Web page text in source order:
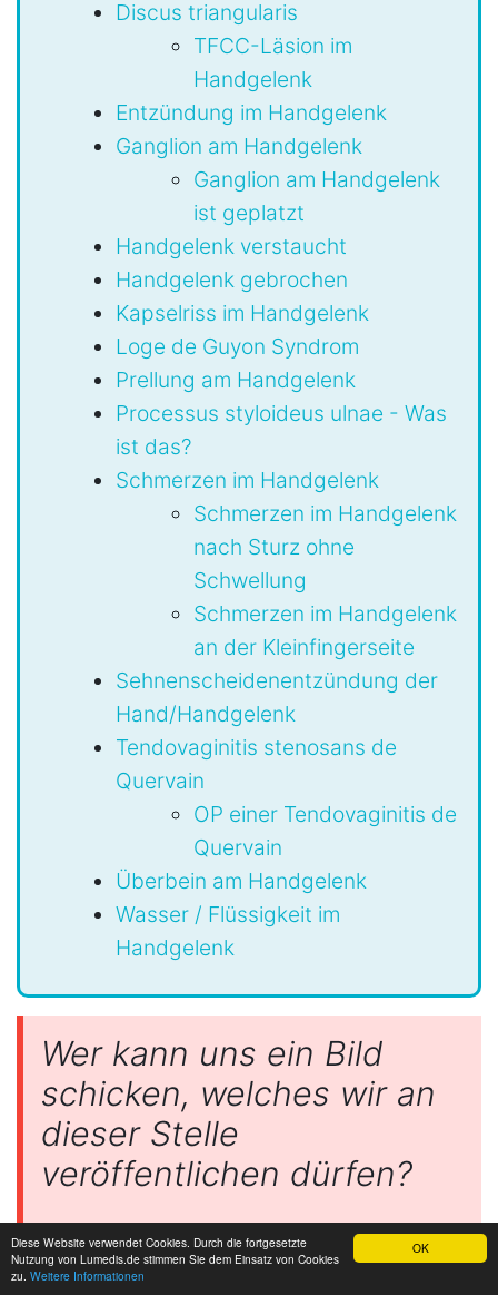
OK
Diese Website verwendet Cookies. Durch die fortgesetzte
Nutzung von Lumedis.de stimmen Sie dem Einsatz von Cookies
zu. Weitere Informationen
Discus triangularis
TFCC-Läsion im
Handgelenk
Entzündung im Handgelenk
Ganglion am Handgelenk
Ganglion am Handgelenk
ist geplatzt
Handgelenk verstaucht
Handgelenk gebrochen
Kapselriss im Handgelenk
Loge de Guyon Syndrom
Prellung am Handgelenk
Processus styloideus ulnae - Was
ist das?
Schmerzen im Handgelenk
Schmerzen im Handgelenk
nach Sturz ohne
Schwellung
Schmerzen im Handgelenk
an der Kleinfingerseite
Sehnenscheidenentzündung der
Hand/Handgelenk
Tendovaginitis stenosans de
Quervain
OP einer Tendovaginitis de
Quervain
Überbein am Handgelenk
Wasser / Flüssigkeit im
Handgelenk
Wer kann uns ein Bild
schicken, welches wir an
dieser Stelle
veröffentlichen dürfen?
Wir freuen uns, wenn Sie uns mit
Bildmaterial unterstützen würden, was